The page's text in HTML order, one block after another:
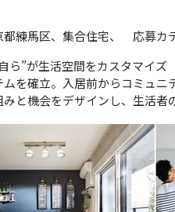
練馬区、集合住宅、 応募カ
ら”が生活空間をカスタマイ
を確立。入居前からコミュ
と機会をデザインし、生活者